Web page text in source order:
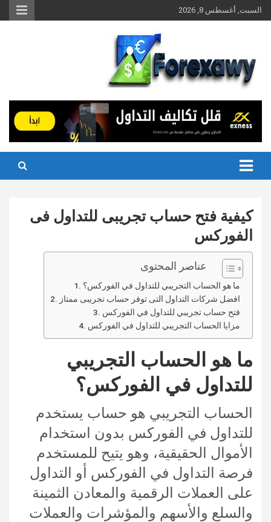
Skip
to
السبت, أغسطس 8, 2026
كيفية فتح حساب تجريبى للتداول فى
الفوركس
عناصر المحتوى
ما هو الحساب التجريبي للتداول في الفوركس؟
افضل شركات التداول التى توفر حساب تجريبى ممتاز
فتح حساب تجريبي للتداول في الفوركس
مزايا الحساب التجريبي للتداول في الفوركس
ما هو الحساب التجريبي
للتداول في الفوركس؟
الحساب التجريبي هو حساب يستخدم
للتداول في الفوركس بدون استخدام
الأموال الحقيقية، وهو يتيح للمستخدم
فرصة التداول في الفوركس أو التداول
على العملات الرقمية والمعادن الثمينة
والسلع والأسهم والمؤشرات والعملات